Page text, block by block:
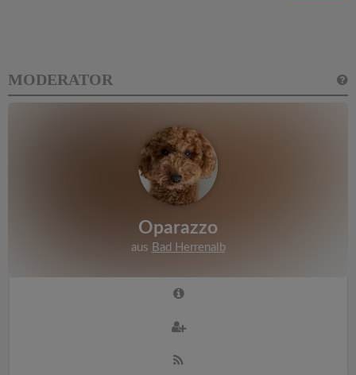
MODERATOR
Oparazzo
aus Bad Herrenalb